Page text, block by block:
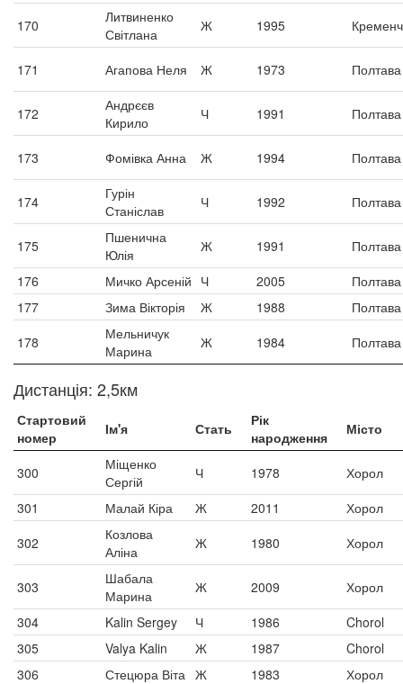
170
Литвиненко
Світлана
Ж 1995
171 Агапова Неля Ж 1973 Полтава
172
Андрєєв
Кирило
Ч 1991 Полтава
173 Фомівка Анна Ж 1994 Полтава
174
Гурін
Станіслав
Ч 1992 Полтава
175
Пшенична
Юлія
Ж 1991
Полтава
176
Мичко Арсеній Ч 2005
Полтава
177
Зима Вікторія Ж 1988
Полтава
178
Мельничук
Марина
Ж 1984 Полтава
Дистанція: 2,5км
Стартовий
номер
Ім'я Стать
Рік
народження
Місто
300
Міщенко
Сергій
Ч 1978
Хорол
301
Малай Кіра Ж 2011
Хорол
302
Козлова
Аліна
Ж 1980 Хорол
303
Шабала
Марина
Ж 2009
Хорол
304
Kalin Sergey Ч 1986
Chorol
305
Valya Kalin Ж 1987
Chorol
306
Стецюра Віта Ж 1983
Хорол